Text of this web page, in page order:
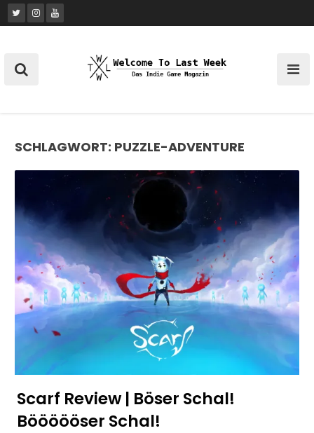
Skip
to
SCHLAGWORT: PUZZLE-ADVENTURE
Scarf Review | Böser Schal!
Böööööser Schal!